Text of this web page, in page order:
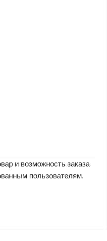
и возможность заказа
пользователям.